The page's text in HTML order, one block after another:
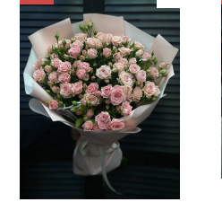
Букет из 75 роз
Букет из 101 розы
Букет из 151 розы
Букет из 201 розы
Букет из 301 розы